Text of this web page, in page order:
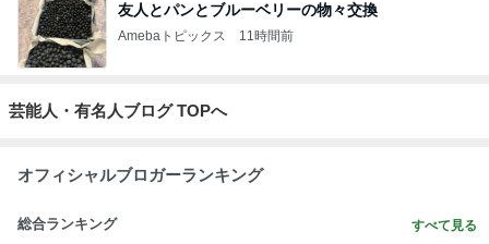
友人とパンとブルーベリーの物々交換
Amebaトピックス 11時間前
芸能人・有名人ブログ TOPへ
オフィシャルブロガーランキング
総合ランキング すべて見る